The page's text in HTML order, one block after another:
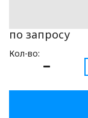
по запросу
Кол-во: